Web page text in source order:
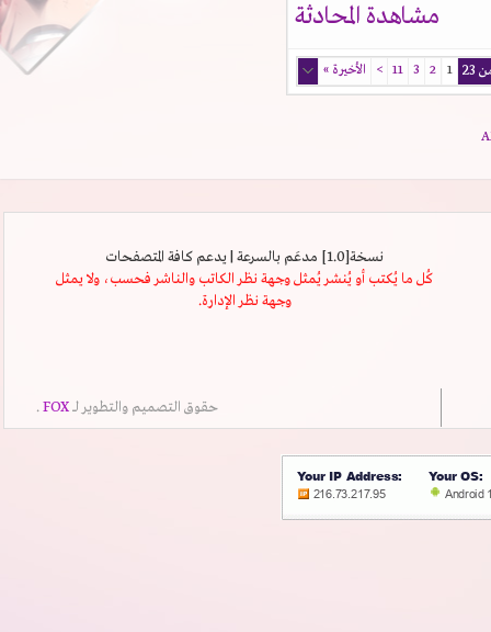
مشاهدة المحادثة
2
11
> الأخيرة»
نسخة[1.0] مدعَم بالسرعة | يدعم كافة المتصفحات
كُل ما يُكتب أو يُنشر يُمثل وجهة نظر الكاتب والناشر فحسب، ولا يمثل
وجهة نظر الإدارة.
حقوق التصميم والتطوير لــFOX
.